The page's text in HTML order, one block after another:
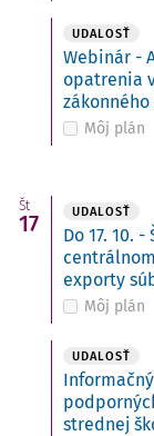
UDALOSŤ
Webinár -
opatrenia
Môj plán
Št
17 UDALOSŤ
Do 17. 10.
exporty
Môj plán
UDALOSŤ
strednej